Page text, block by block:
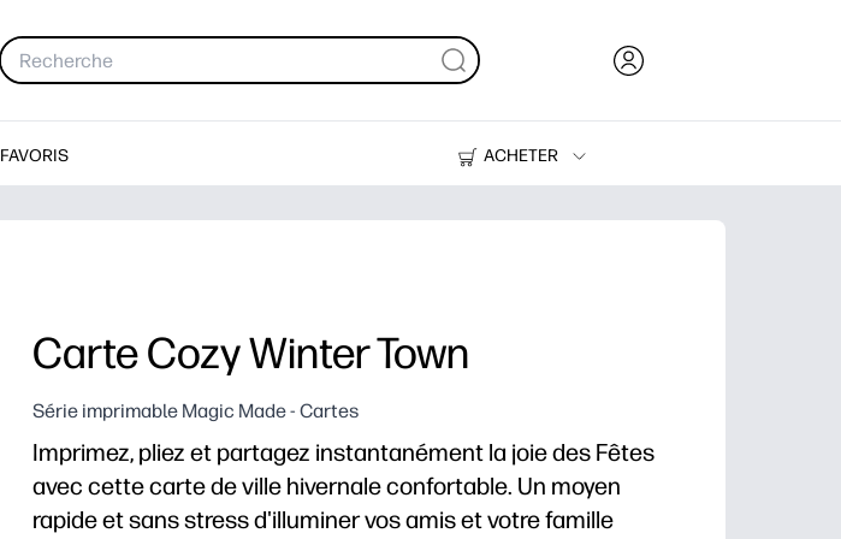
FAVORIS
ACHETER
Des imprimantes
Carte Cozy Winter Town
Série imprimable Magic Made - Cartes
Imprimez, pliez et partagez instantanément la joie des Fêtes
avec cette carte de ville hivernale confortable. Un moyen
rapide et sans stress d'illuminer vos amis et votre famille